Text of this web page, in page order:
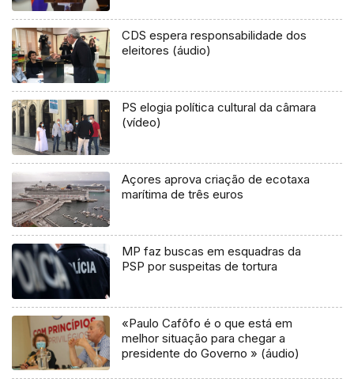
CDS espera responsabilidade dos
eleitores (áudio)
PS elogia política cultural da câmara
(vídeo)
Açores aprova criação de ecotaxa
marítima de três euros
MP faz buscas em esquadras da
PSP por suspeitas de tortura
«Paulo Cafôfo é o que está em
melhor situação para chegar a
presidente do Governo » (áudio)